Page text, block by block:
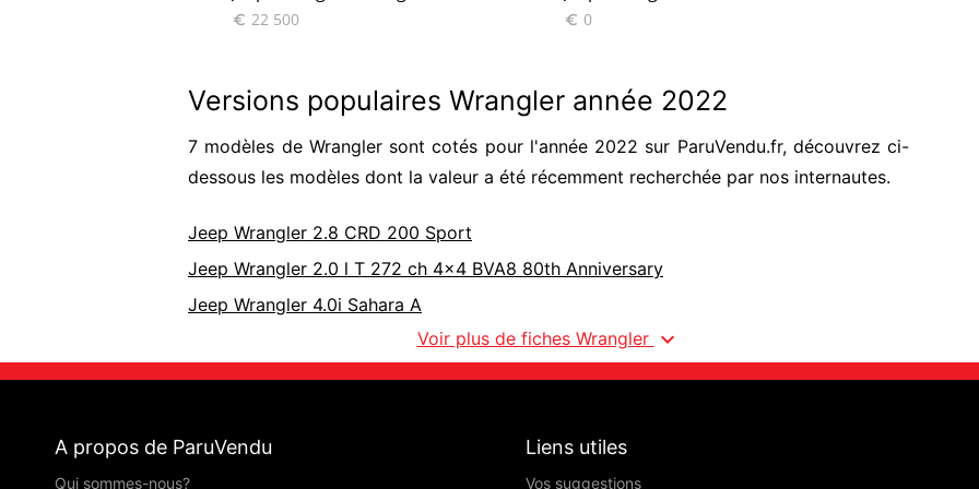
 22 500  0
Versions populaires Wrangler année 2022
7 modèles de Wrangler sont cotés pour l'année 2022 sur ParuVendu.fr, découvrez ci-
dessous les modèles dont la valeur a été récemment recherchée par nos internautes.
Jeep Wrangler 2.8 CRD 200 Sport
Jeep Wrangler 2.0 l T 272 ch 4x4 BVA8 80th Anniversary
Jeep Wrangler 4.0i Sahara A
Voir plus de fiches Wrangler expand_more
A propos de ParuVendu
Qui sommes-nous?
Liens utiles
Vos suggestions